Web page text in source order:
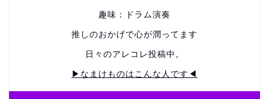
趣味：ドラム演奏
推しのおかげで心が潤ってます
日々のアレコレ投稿中。
▶なまけものはこんな人です◀